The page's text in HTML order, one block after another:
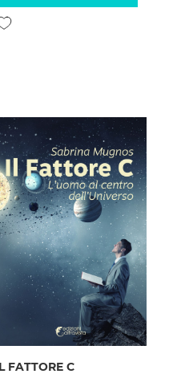
Aggiungi alla lista desideri
FATTORE C